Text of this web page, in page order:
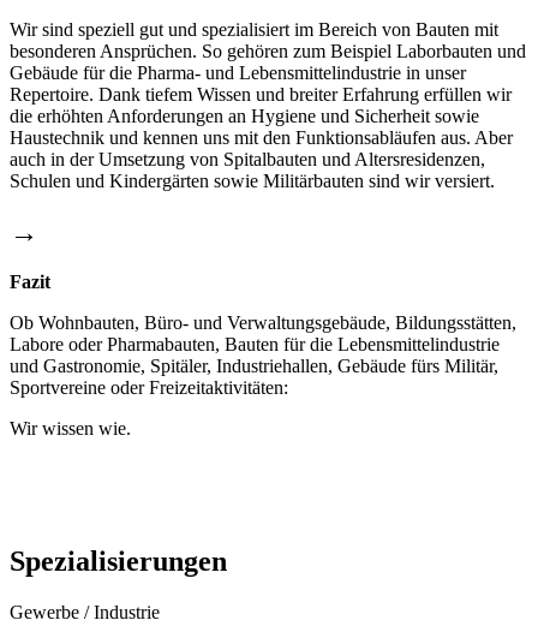
Wir sind speziell gut und spezialisiert im Bereich von Bauten mit
besonderen Ansprüchen. So gehören zum Beispiel Laborbauten und
Gebäude für die Pharma- und Lebensmittelindustrie in unser
Repertoire. Dank tiefem Wissen und breiter Erfahrung erfüllen wir
die erhöhten Anforderungen an Hygiene und Sicherheit sowie
Haustechnik und kennen uns mit den Funktionsabläufen aus. Aber
auch in der Umsetzung von Spitalbauten und Altersresidenzen,
Schulen und Kindergärten sowie Militärbauten sind wir versiert.
→
Fazit
Ob Wohnbauten, Büro- und Verwaltungsgebäude, Bildungsstätten,
Labore oder Pharmabauten, Bauten für die Lebensmittelindustrie
und Gastronomie, Spitäler, Industriehallen, Gebäude fürs Militär,
Sportvereine oder Freizeitaktivitäten:
Wir wissen wie.
Spezialisierungen
Gewerbe / Industrie